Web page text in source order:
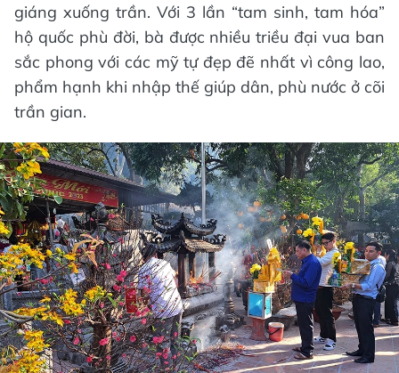
giáng xuống trần. Với 3 lần “tam sinh, tam hóa”
hộ quốc phù đời, bà được nhiều triều đại vua ban
sắc phong với các mỹ tự đẹp đẽ nhất vì công lao,
phẩm hạnh khi nhập thế giúp dân, phù nước ở cõi
trần gian.